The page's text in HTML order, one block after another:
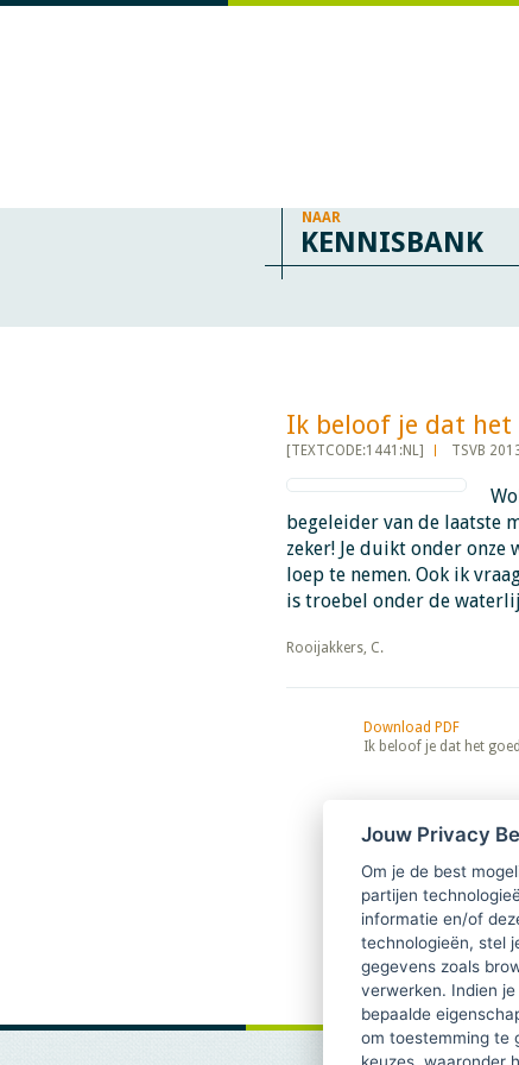
NAAR
KENNISBANK
Ik beloof je dat het
[TEXTCODE:1441:NL] TSVB
begeleider van de laatste
zeker! Je duikt onder
loep te nemen. Ook ik
is troebel onder de
​​​​​​​Rooijakkers, C.
Download PDF
Ik beloof je dat het
Jouw Privacy
Om je de best
partijen
informatie en/of
technologieën, stel
gegevens zoals
verwerken. Indien
bepaalde
om toestemming te